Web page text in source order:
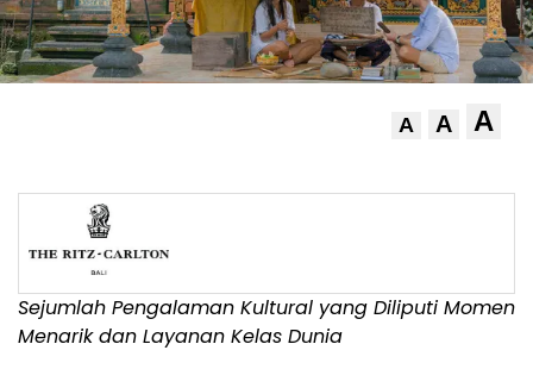
A A A
Sejumlah Pengalaman Kultural yang Diliputi Momen
Menarik dan Layanan Kelas Dunia